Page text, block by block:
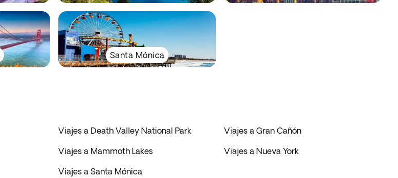
Santa Mónica
Viajes a Death Valley National Park Viajes a Gran Cañón
Viajes a Mammoth Lakes Viajes a Nueva York
Viajes a Santa Mónica